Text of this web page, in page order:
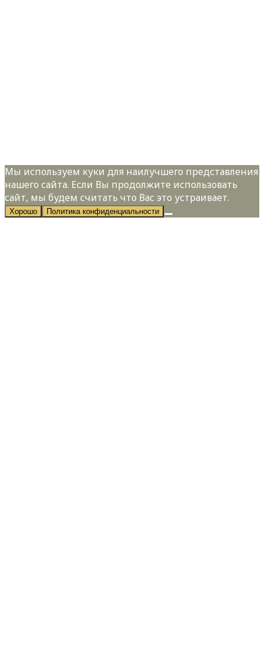
Мы используем куки для наилучшего представления
нашего сайта. Если Вы продолжите использовать
сайт, мы будем считать что Вас это устраивает.
Хорошо Политика конфиденциальности